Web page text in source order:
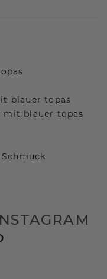
blauer topas
mit blauer topas
Schmuck